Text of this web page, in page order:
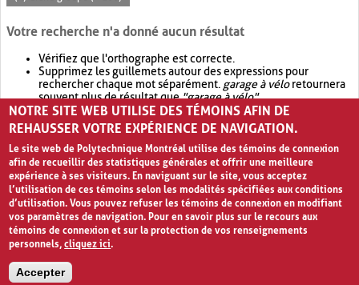
Votre recherche n'a donné aucun résultat
Vérifiez que l'orthographe est correcte.
Supprimez les guillemets autour des expressions pour
rechercher chaque mot séparément. garage à véloretournera
souvent plus de résultat que"garage à vélo".
Envisagez d'élargir votre recherche avec OR.garage OR vélo
retournera souvent plus de résultat quegarage à vélo
NOTRE SITE WEB UTILISE DES TÉMOINS AFIN DE
REHAUSSER VOTRE EXPÉRIENCE DE NAVIGATION.
Le site web de Polytechnique Montréal utilise des témoins de connexion
afin de recueillir des statistiques générales et offrir une meilleure
expérience à ses visiteurs. En naviguant sur le site, vous acceptez
l’utilisation de ces témoins selon les modalités spécifiées aux conditions
d’utilisation. Vous pouvez refuser les témoins de connexion en modifiant
vos paramètres de navigation. Pour en savoir plus sur le recours aux
témoins de connexion et sur la protection de vos renseignements
personnels,cliquez ici.
Accepter